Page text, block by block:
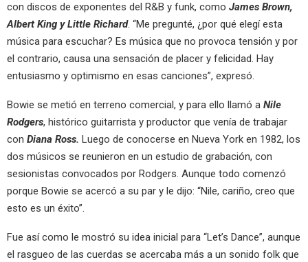
con discos de exponentes del R&B y funk, como James Brown,
Albert King y Little Richard. “Me pregunté, ¿por qué elegí esta
música para escuchar? Es música que no provoca tensión y por
el contrario, causa una sensación de placer y felicidad. Hay
entusiasmo y optimismo en esas canciones”, expresó.
Bowie se metió en terreno comercial, y para ello llamó a Nile
Rodgers, histórico guitarrista y productor que venía de trabajar
con Diana Ross. Luego de conocerse en Nueva York en 1982, los
dos músicos se reunieron en un estudio de grabación, con
sesionistas convocados por Rodgers. Aunque todo comenzó
porque Bowie se acercó a su par y le dijo: “Nile, cariño, creo que
esto es un éxito”.
Fue así como le mostró su idea inicial para “Let’s Dance”, aunque
el rasgueo de las cuerdas se acercaba más a un sonido folk que